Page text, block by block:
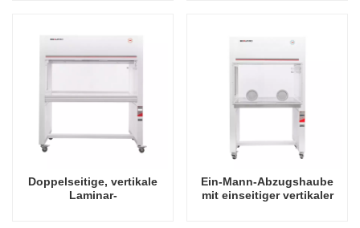
Doppelseitige, vertikale
Laminar-
Ein-Mann-Abzugshaube
mit einseitiger vertikaler